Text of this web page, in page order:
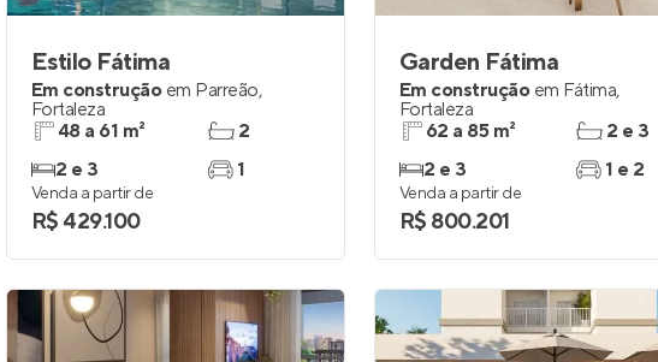
Estilo Fátima
Em construção em Parreão,
Fortaleza
48 a 61 m²
2 e 3
2
1
Venda a partir de
R$ 429.100
Garden Fátima
Em construção em Fátima,
Fortaleza
62 a 85 m²
2 e 3
2 e 3
1 e 2
Venda a partir de
R$ 800.201